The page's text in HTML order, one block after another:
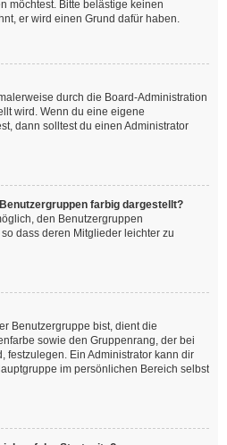
möchtest. Bitte belästige keinen
er wird einen Grund dafür haben.
durch die Board-Administration
wird. Wenn du eine eigene
dann solltest du einen Administrator
farbig dargestellt?
den Benutzergruppen
dass deren Mitglieder leichter zu
Benutzergruppe bist, dient die
sowie den Gruppenrang, der bei
festzulegen. Ein Administrator kann dir
im persönlichen Bereich selbst